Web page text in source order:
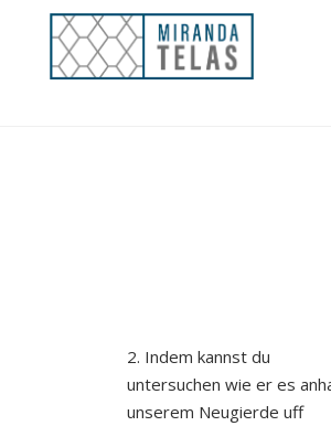
2. Indem kannst du
untersuchen wie er es
unserem Neugierde uff